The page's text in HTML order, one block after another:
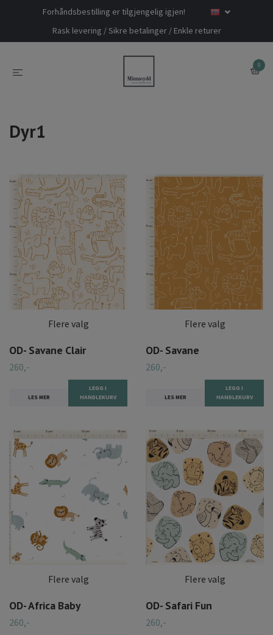
Forhåndsbestilling er tilgjengelig igjen!
Rask levering / Sikre betalinger / Enkle returer
0
Dyr1
Flere valg
OD- Savane Clair
260,-
LES MER
LEGG I
HANDLEKURV
Flere valg
OD- Savane
260,-
LES MER
LEGG I
HANDLEKURV
Flere valg
OD- Africa Baby
260,-
Flere valg
OD- Safari Fun
260,-